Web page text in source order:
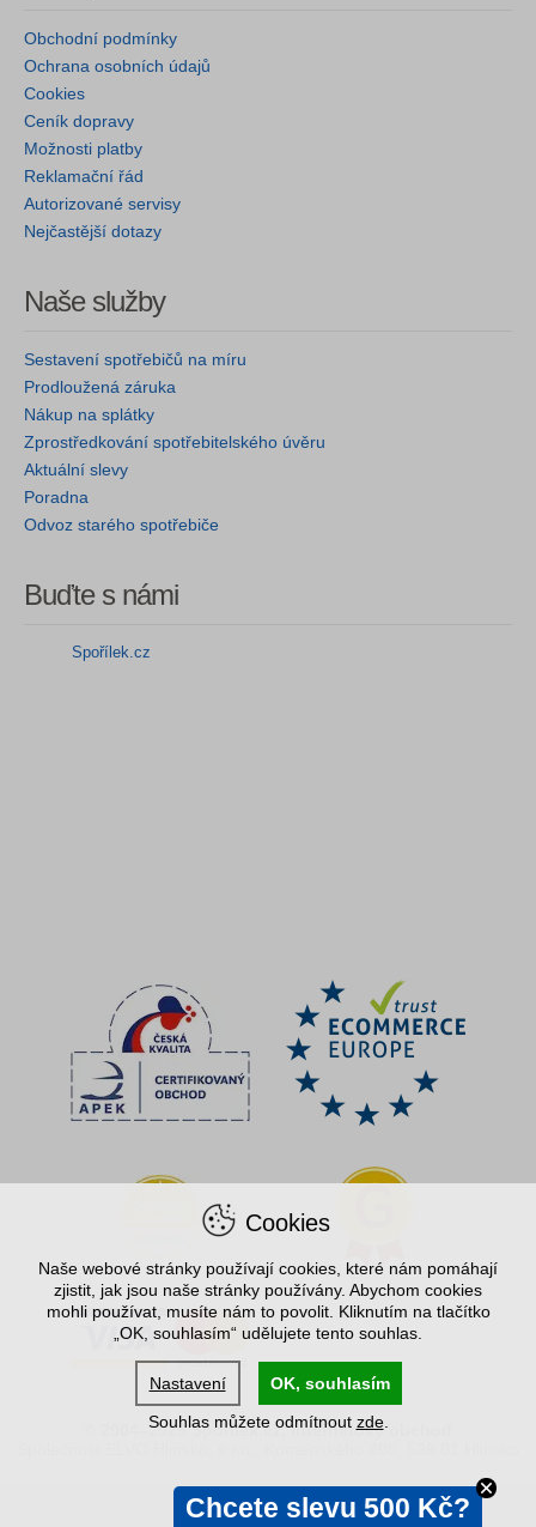
Obchodní podmínky
Ochrana osobních údajů
Cookies
Ceník dopravy
Možnosti platby
Reklamační řád
Autorizované servisy
Nejčastější dotazy
Naše služby
Sestavení spotřebičů na míru
Prodloužená záruka
Nákup na splátky
Zprostředkování spotřebitelského úvěru
Aktuální slevy
Poradna
Odvoz starého spotřebiče
Buďte s námi
Spořílek.cz
© 2004–2026 Spořílek.cz, internetový obchod
Cookies
Naše webové stránky používají cookies, které nám pomáhají
zjistit, jak jsou naše stránky používány. Abychom cookies
mohli používat, musíte nám to povolit. Kliknutím na tlačítko
„OK, souhlasím“ udělujete tento souhlas.
Nastavení
OK, souhlasím
Souhlas můžete odmítnout zde.
Chcete slevu 500 Kč?